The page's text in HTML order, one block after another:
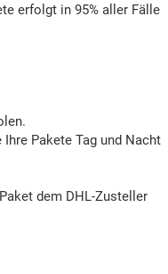
erfolgt in 95% aller Fälle
Pakete Tag und Nacht
dem DHL-Zusteller